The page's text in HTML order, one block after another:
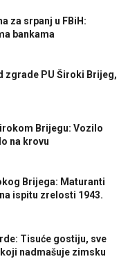
za srpanj u FBiH:
bankama
zgrade PU Široki Brijeg,
Brijegu: Vozilo
na krovu
Brijega: Maturanti
ispitu zrelosti 1943.
Tisuće gostiju, sve
nadmašuje zimsku